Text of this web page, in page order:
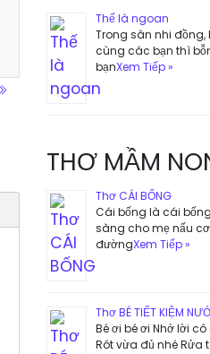
Thế là ngoan
Trong sân nhi
cùng các bạn thì
bạnXem Tiếp »
THƠ MẦM
Thơ CÁI BỐNG
Cái bống là cái
sàng cho mẹ nấu
đườngXem Tiếp »
Thơ BÉ TIẾT KIỆM
Bé ơi bé ơi Nhớ lời
Rót vừa đủ nhé Rửa